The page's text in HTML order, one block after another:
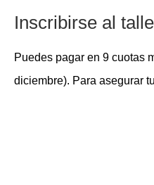
Inscribirse al
Puedes pagar en 9 cuotas
diciembre). Para asegurar